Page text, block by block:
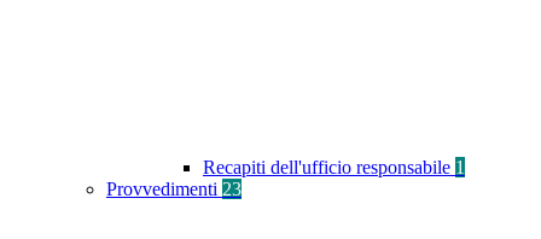
Recapiti dell'ufficio responsabile 1
Provvedimenti 23